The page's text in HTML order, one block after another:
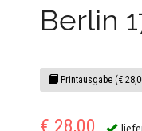
Berlin
Printausgabe (€
€ 28,00